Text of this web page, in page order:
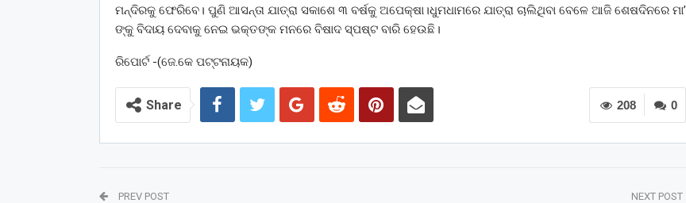
ମନ୍ଦିରକୁ ଫେରିବେ। ପୁଣି ଆସନ୍ତା ଯାତ୍ରା ସକାଶେ ୩ ବର୍ଷକୁ ଅପେକ୍ଷା।ଧୁମଧାମରେ ଯାତ୍ରା ଚାଲିଥିବା ବେଳେ ଆଜି ଶେଷଦିନରେ ମା’
ଙ୍କୁ ବିଦାୟ ଦେବାକୁ ନେଇ ଭକ୍ତଙ୍କ ମନରେ ବିଷାଦ ସ୍ପଷ୍ଟ ବାରି ହେଉଛି।
ରିପୋର୍ଟ -(ଜେ.କେ ପଟ୍ଟନାୟକ)
0
208
Share
PREV POST NEXT POST